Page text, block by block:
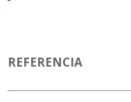
REFERENCIA